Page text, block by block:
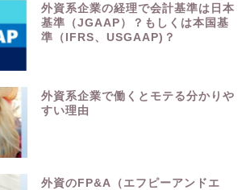
外資系企業の経理で会計基準は日本
基準（JGAAP）？もしくは本国基
準（IFRS、USGAAP)？
外資系企業で働くとモテる分かりや
すい理由
外資のFP&A（エフピーアンドエ